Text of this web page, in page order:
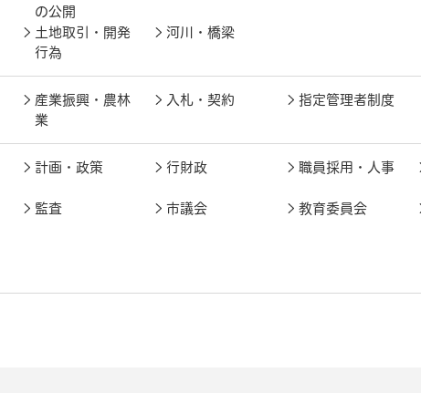
の公開
土地取引・開発
行為
河川・橋梁
産業振興・農林
業
入札・契約 指定管理者制度
計画・政策 行財政 職員採用・人事
監査 市議会 教育委員会